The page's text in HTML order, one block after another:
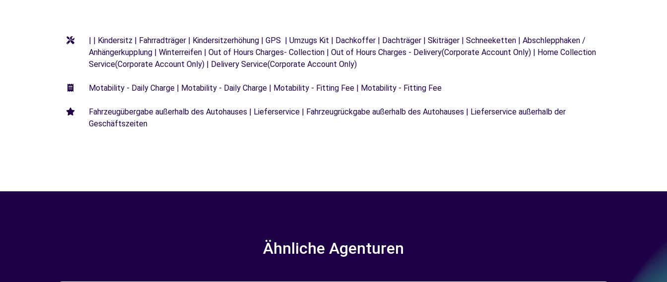
| | Kindersitz | Fahrradträger | Kindersitzerhöhung | GPS | Umzugs Kit | Dachkoffer | Dachträger | Skiträger | Schneeketten | Abschlepphaken /
Anhängerkupplung | Winterreifen | Out of Hours Charges- Collection | Out of Hours Charges - Delivery(Corporate Account Only) | Home Collection
Service(Corporate Account Only) | Delivery Service(Corporate Account Only)
Motability - Daily Charge | Motability - Daily Charge | Motability - Fitting Fee | Motability - Fitting Fee
Fahrzeugübergabe außerhalb des Autohauses | Lieferservice | Fahrzeugrückgabe außerhalb des Autohauses | Lieferservice außerhalb der
Geschäftszeiten
Ähnliche Agenturen